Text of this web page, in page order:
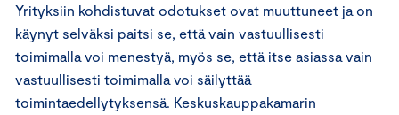
Yrityksiin kohdistuvat odotukset ovat muuttuneet ja on
käynyt selväksi paitsi se, että vain vastuullisesti
toimimalla voi menestyä, myös se, että itse asiassa vain
vastuullisesti toimimalla voi säilyttää
toimintaedellytyksensä. Keskuskauppakamarin